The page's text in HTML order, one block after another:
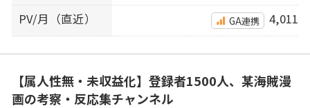
PV/月（直近）
GA連携 4,011
【属人性無・未収益化】登録者1500人、某海賊漫
画の考察・反応集チャンネル